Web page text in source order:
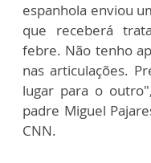
espanhola enviou
que receberá
febre. Não tenho
nas articulações.
lugar para o
padre Miguel
CNN.